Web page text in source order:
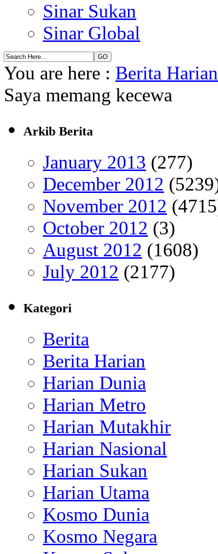
Sinar Sukan
Sinar Global
You are here : Berita
Saya memang kecewa
Arkib Berita
January 2013 (277)
December 2012
November 2012
October 2012 (3)
August 2012 (1608)
July 2012 (2177)
Kategori
Berita
Berita Harian
Harian Dunia
Harian Metro
Harian Mutakhir
Harian Nasional
Harian Sukan
Harian Utama
Kosmo Dunia
Kosmo Negara